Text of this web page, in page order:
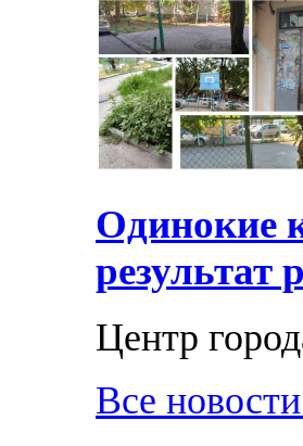
Одинокие
результат
Центр
Все